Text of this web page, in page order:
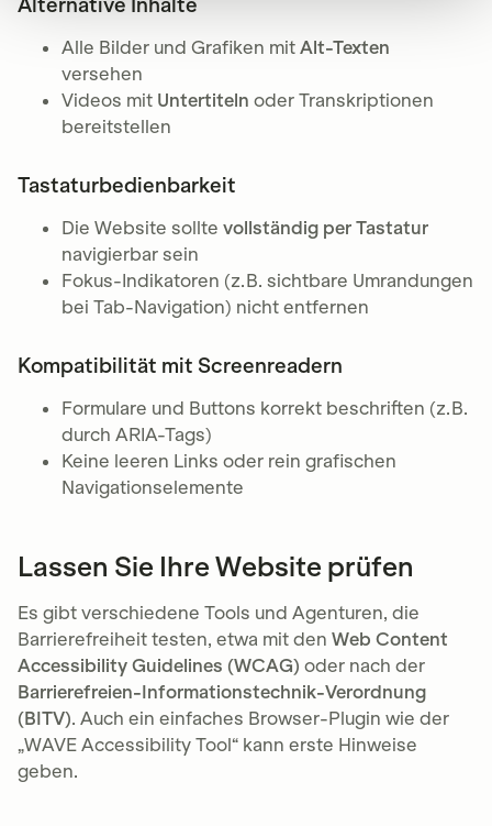
Alternative Inhalte
Alle Bilder und Grafiken mit Alt-Texten
versehen
Videos mit Untertiteln oder Transkriptionen
bereitstellen
Tastaturbedienbarkeit
Die Website sollte vollständig per Tastatur
navigierbar sein
Fokus-Indikatoren (z. B. sichtbare Umrandungen
bei Tab-Navigation) nicht entfernen
Kompatibilität mit Screenreadern
Formulare und Buttons korrekt beschriften (z. B.
durch ARIA-Tags)
Keine leeren Links oder rein grafischen
Navigationselemente
Lassen Sie Ihre Website prüfen
Es gibt verschiedene Tools und Agenturen, die
Barrierefreiheit testen, etwa mit den Web Content
Accessibility Guidelines (WCAG) oder nach der
Barrierefreien-Informationstechnik-Verordnung
(BITV). Auch ein einfaches Browser-Plugin wie der
„WAVE Accessibility Tool“ kann erste Hinweise
geben.